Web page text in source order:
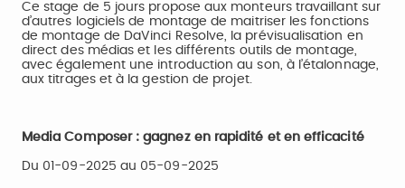
Ce stage de 5 jours propose aux monteurs travaillant sur
d’autres logiciels de montage de maitriser les fonctions
de montage de DaVinci Resolve, la prévisualisation en
direct des médias et les différents outils de montage,
avec également une introduction au son, à l’étalonnage,
aux titrages et à la gestion de projet.
Media Composer : gagnez en rapidité et en efficacité
Du 01-09-2025 au 05-09-2025